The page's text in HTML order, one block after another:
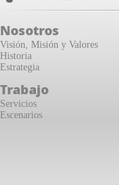
Nosotros
Visión, Misión y Valores
Historia
Estrategia
Trabajo
Servicios
Escenarios